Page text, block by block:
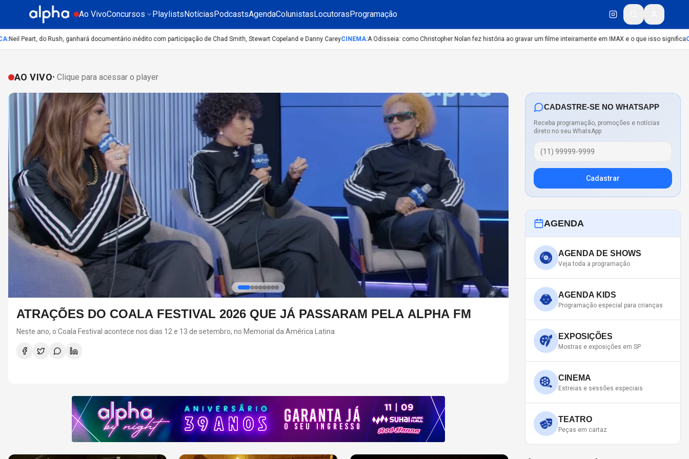
Ao VivoConcursos PlaylistsNotíciasPodcastsAgendaColunistasLocutorasProgramação
Peart, do Rush, ganhará documentário inédito com participação de Chad Smith, Stewart Copeland e Danny CareyCINEMA:A Odisseia: como Christopher Nolan fez história ao gravar um filme inteiramente em IMAX e o que isso significa
AO VIVO• Clique para acessar o player
PELA ALPHA FM
RED HOT CHILI PEPPERS DEVE VOLTAR AOS ESTÚDIOS EM BREVE, DIZ
ANTHONY KIEDIS
CADASTRE-SE NO WHATSAPP
Receba programação, promoções e notícias
direto no seu WhatsApp
Cadastrar
AGENDA
AGENDA DE SHOWS
Veja toda a programação
AGENDA KIDS
Programação especial para crianças
EXPOSIÇÕES
Mostras e exposições em SP
CINEMA
Estreias e sessões especiais
TEATRO
Peças em cartaz